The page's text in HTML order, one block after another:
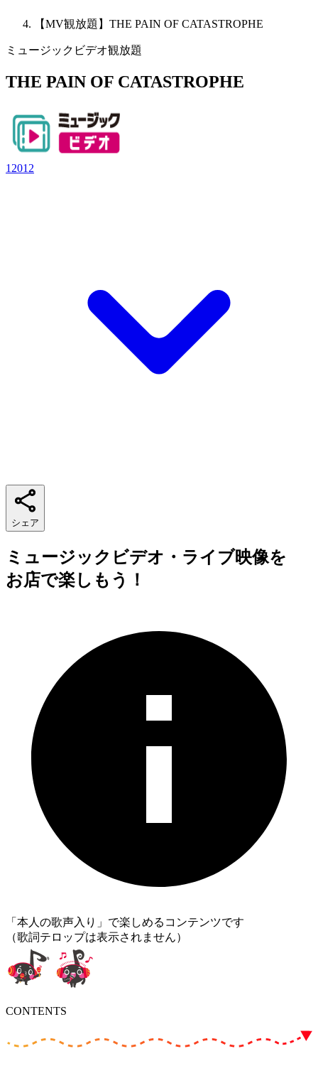
【MV観放題】THE PAIN OF CATASTROPHE
ミュージックビデオ観放題
THE PAIN OF CATASTROPHE
12012
シェア
ミュージックビデオ・ライブ映像を
お店で楽しもう！
「本人の歌声入り」で楽しめるコンテンツです
（歌詞テロップは表示されません）
CONTENTS